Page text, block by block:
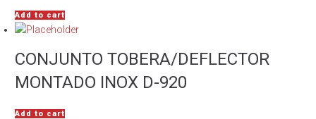
Add to cart
CONJUNTO TOBERA/DEFLECTOR
MONTADO INOX D-920
Add to cart